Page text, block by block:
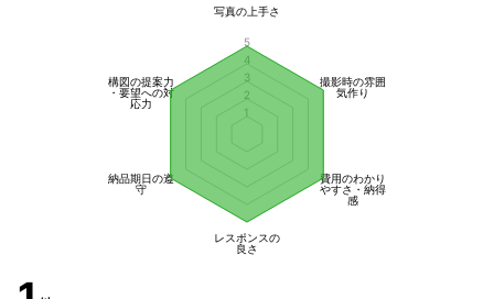
・コンサートなどの撮影では無音撮影や雰囲気を重視して会場の
照明効果を残した撮影も可能です。
主役の方々を引き立てるクロ－ズアップ写真から、その場の雰囲
写真の提供を行っております。
写真の上手さ
撮影時の雰囲
気作り
費用のわかり
やすさ・納得
感
レスポンスの
良さ
納品期日の遵
守
構図の提案力
・要望への対
応力
1
2
3
4
5